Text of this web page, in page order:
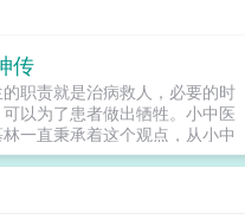
传
的职责就是治病救人，必要的时
以为了患者做出牺牲。小中医
一直秉承着这个观点，从小中
，做大做强纯中医小说，别的
就是硬核！...